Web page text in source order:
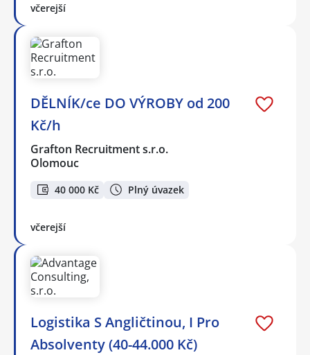
včerejší
DĚLNÍK/ce DO VÝROBY od 200
Kč/h
Grafton Recruitment s.r.o.
Olomouc
40 000 Kč Plný úvazek
včerejší
Logistika S Angličtinou, I Pro
Absolventy (40-44.000 Kč)